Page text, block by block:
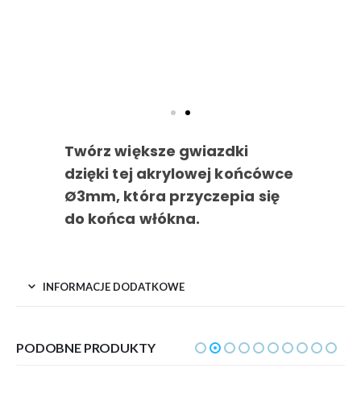
Twórz większe gwiazdki
dzięki tej akrylowej końcówce
Ø3mm, która przyczepia się
do końca włókna.
INFORMACJE DODATKOWE
PODOBNE PRODUKTY